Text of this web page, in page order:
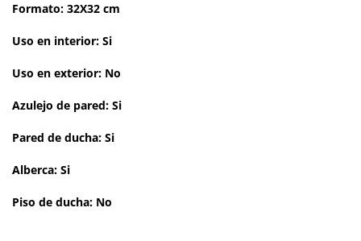
Formato: 32X32 cm
Uso en interior: Si
Uso en exterior: No
Azulejo de pared: Si
Pared de ducha: Si
Alberca: Si
Piso de ducha: No